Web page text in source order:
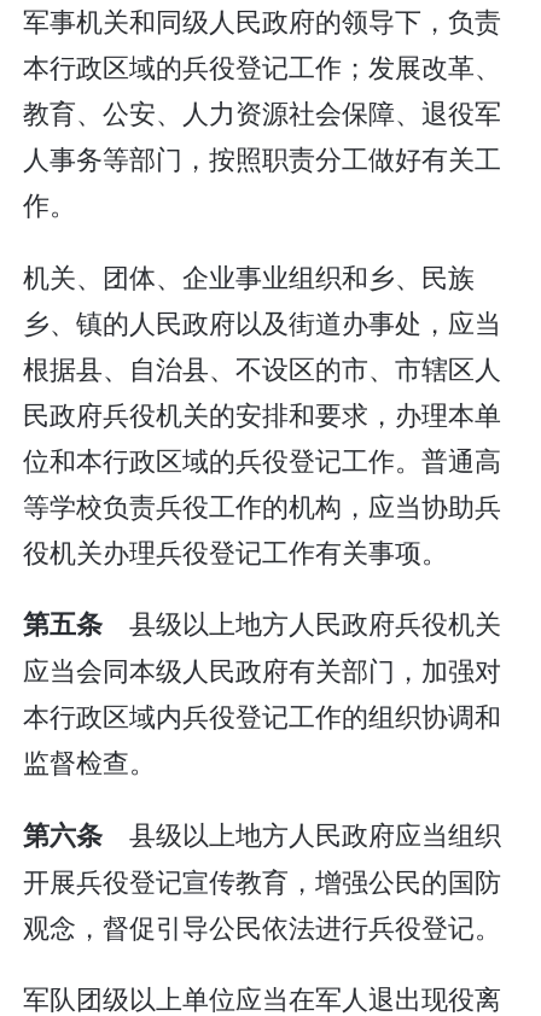
军事机关和同级人民政府的领导下，负责
本行政区域的兵役登记工作；发展改革、
教育、公安、人力资源社会保障、退役军
人事务等部门，按照职责分工做好有关工
作。
机关、团体、企业事业组织和乡、民族
乡、镇的人民政府以及街道办事处，应当
根据县、自治县、不设区的市、市辖区人
民政府兵役机关的安排和要求，办理本单
位和本行政区域的兵役登记工作。普通高
等学校负责兵役工作的机构，应当协助兵
役机关办理兵役登记工作有关事项。
第五条县级以上地方人民政府兵役机关
应当会同本级人民政府有关部门，加强对
本行政区域内兵役登记工作的组织协调和
监督检查。
第六条县级以上地方人民政府应当组织
开展兵役登记宣传教育，增强公民的国防
观念，督促引导公民依法进行兵役登记。
军队团级以上单位应当在军人退出现役离